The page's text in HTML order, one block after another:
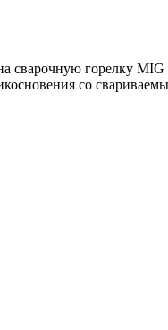
сварочную горелку
со